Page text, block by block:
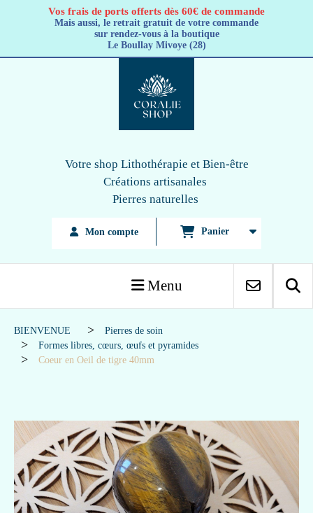
Vos frais de ports offerts dès 60€ de commande
Mais aussi, le retrait gratuit de votre commande
sur rendez-vous à la boutique
Le Boullay Mivoye (28)
Votre shop Lithothérapie et Bien-être
Créations artisanales
Pierres naturelles
Mon compte Panier
Menu
BIENVENUE
Pierres de soin
Formes libres, cœurs, œufs et pyramides
Coeur en Oeil de tigre 40mm
Panneau de gestion des cookies